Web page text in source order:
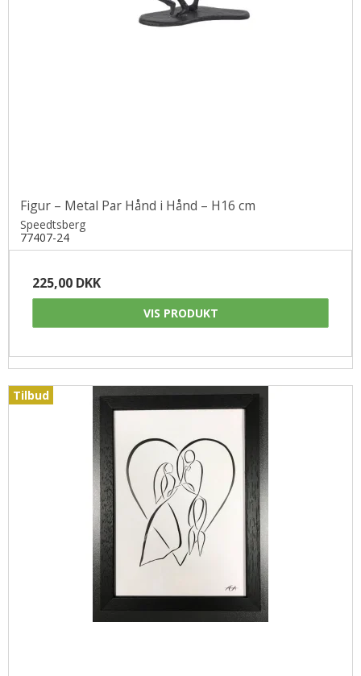
Figur – Metal Par Hånd i Hånd – H16 cm
Speedtsberg
77407-24
225,00 DKK
VIS PRODUKT
Tilbud